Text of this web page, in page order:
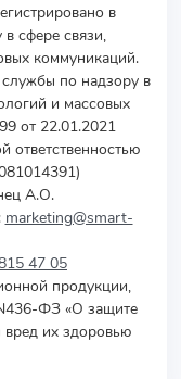
в
сфере связи,
коммуникаций.
по надзору в
и массовых
от 22.01.2021
ответственностью
А.О.
marketing@smart-
47 05
продукции,
ФЗ «О защите
их здоровью